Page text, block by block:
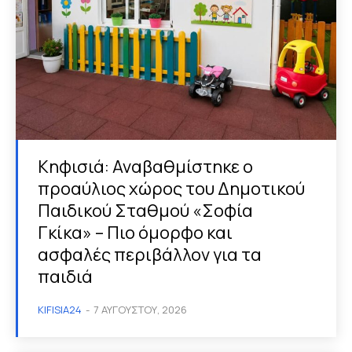
Κηφισιά: Αναβαθμίστηκε ο
προαύλιος χώρος του Δημοτικού
Παιδικού Σταθμού «Σοφία
Γκίκα» – Πιο όμορφο και
ασφαλές περιβάλλον για τα
παιδιά
KIFISIA24 - 7 ΑΥΓΟΎΣΤΟΥ, 2026